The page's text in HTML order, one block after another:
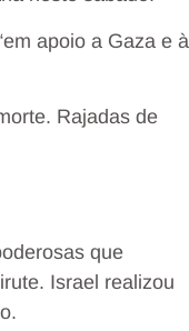
apoio a Gaza e à
Rajadas de
que
Israel realizou